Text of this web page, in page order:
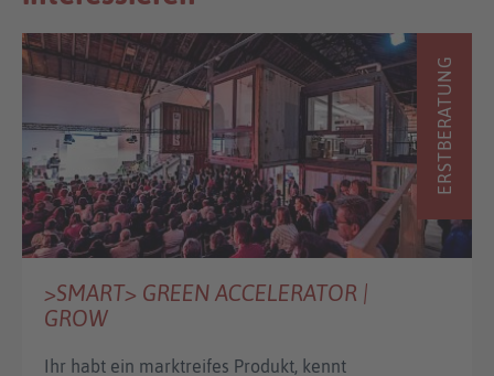
ERSTBERATUNG
>SMART> GREEN ACCELERATOR |
GROW
Ihr habt ein marktreifes Produkt, kennt